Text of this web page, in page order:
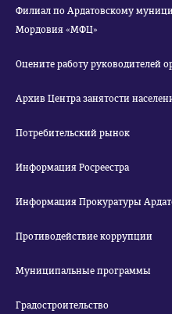
Филиал по Ардатовскому
Мордовия «МФЦ»
Оцените работу руководителей
Архив Центра занятости
Потребительский рынок
Информация Росреестра
Информация Прокуратуры
Противодействие коррупции
Муниципальные программы
Градостроительство